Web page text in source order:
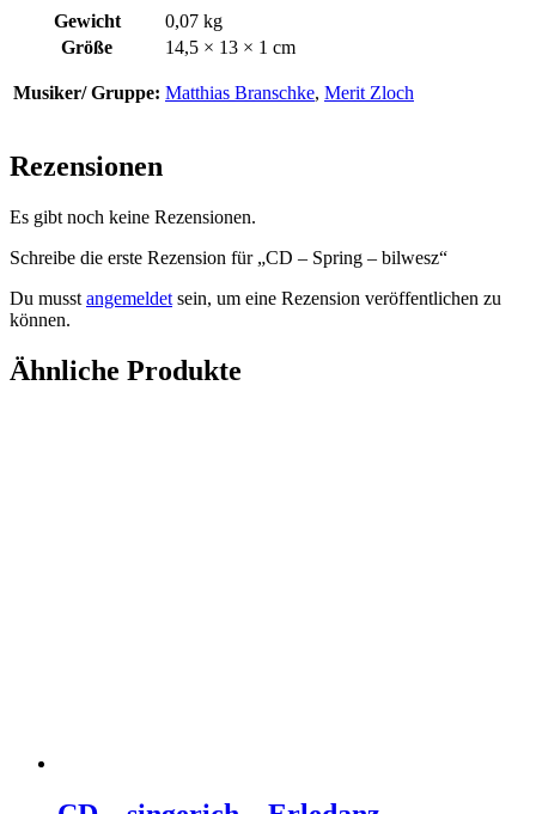
Gewicht
0,07 kg
Größe
14,5 × 13 × 1 cm
Musiker/ Gruppe: Matthias Branschke, Merit Zloch
Rezensionen
Es gibt noch keine Rezensionen.
Schreibe die erste Rezension für „CD – Spring – bilwesz“
Du musst angemeldet sein, um eine Rezension veröffentlichen zu
können.
Ähnliche Produkte